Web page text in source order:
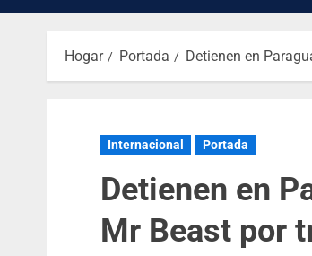
Hogar Portada Detienen en
Internacional Portada
Detienen en
Mr Beast por